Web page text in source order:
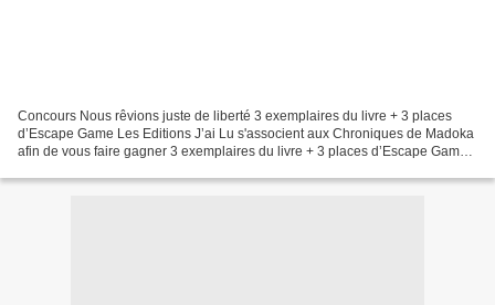
Concours Nous rêvions juste de liberté 3 exemplaires du livre + 3 places
d’Escape Game Les Editions J’ai Lu s'associent aux Chroniques de Madoka
afin de vous faire gagner 3 exemplaires du livre + 3 places d’Escape Game "